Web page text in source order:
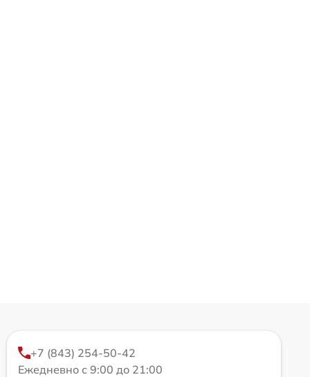
+7 (843) 254-50-42
Ежедневно с 9:00 до 21:00